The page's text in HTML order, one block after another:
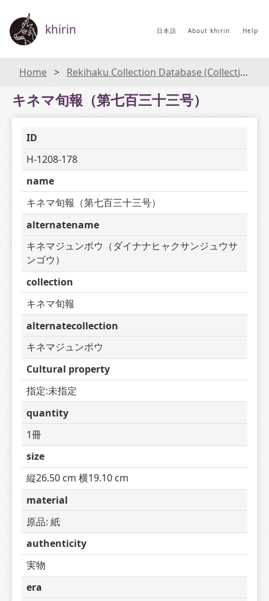
khirin 日本語 About khirin Help
Home Rekihaku Collection Database (Collections Database of the National Museum of Japanese History)
キネマ旬報（第七百三十三号）
ID
H-1208-178
name
キネマ旬報（第七百三十三号）
alternatename
キネマジュンポウ（ダイナナヒャクサンジュウサ
ンゴウ）
collection
キネマ旬報
alternatecollection
キネマジュンポウ
Cultural property
指定:未指定
quantity
1冊
size
縦26.50 cm 横19.10 cm
material
原品: 紙
authenticity
実物
era